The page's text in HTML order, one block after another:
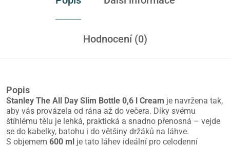
Hodnocení (0)
Popis
Stanley The All Day Slim Bottle 0,6 l Cream je navržena tak,
aby vás provázela od rána až do večera. Díky svému
štíhlému tělu je lehká, praktická a snadno přenosná – vejde
se do kabelky, batohu i do většiny držáků na láhve.
S objemem 600 ml je tato láhev ideální pro celodenní